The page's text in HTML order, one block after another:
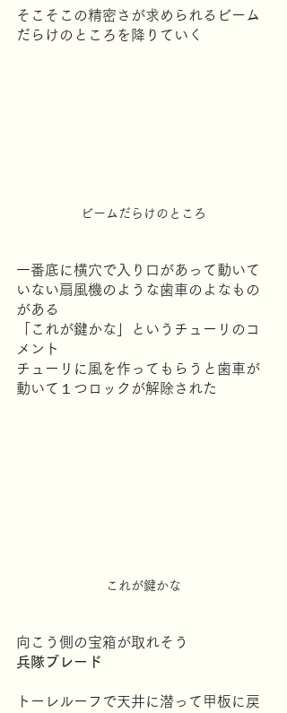
そこそこの精密さが求められるビーム
だらけのところを降りていく
ビームだらけのところ
一番底に横穴で入り口があって動いて
いない扇風機のような歯車のよなもの
がある
「これが鍵かな」というチューリのコ
メント
チューリに風を作ってもらうと歯車が
動いて１つロックが解除された
これが鍵かな
向こう側の宝箱が取れそう
兵隊ブレード
トーレルーフで天井に潜って甲板に戻